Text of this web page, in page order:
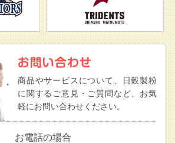
商品やサービスについて、日穀製粉
に関するご意見・ご質問など、お気
軽にお問い合わせください。
お電話の場合